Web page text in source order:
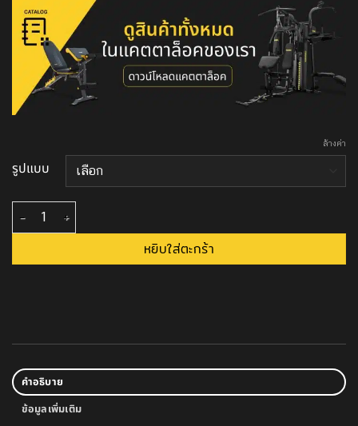
รูปแบบ
ล้างค่า
จำนวน แกนบาร์เบล Olympic แกนตรง ขนาด 1 นิ้ว ชิ้น
หยิบใส่ตะกร้า
คำอธิบาย
ข้อมูลเพิ่มเติม